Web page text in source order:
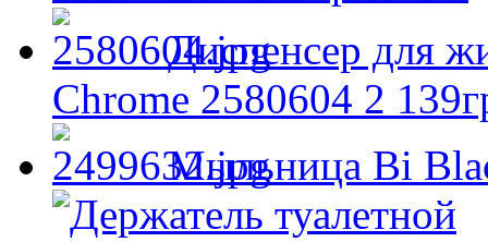
Диспенсер для
Chrome 2580604 2 139
Мыльница Bi